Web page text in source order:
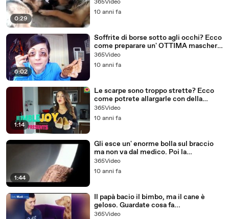
0:29
365Video
10 anni fa
6:02
Soffrite di borse sotto agli occhi? Ecco
come preparare un' OTTIMA maschera
con i FONDI del CAFFè!
365Video
10 anni fa
1:14
Le scarpe sono troppo strette? Ecco
come potrete allargarle con della
semplice ACQUA...
365Video
10 anni fa
1:44
Gli esce un' enorme bolla sul braccio
ma non va dal medico. Poi la
scioccante scoperta...
365Video
10 anni fa
Il papà bacio il bimbo, ma il cane è
geloso. Guardate cosa fa...
365Video